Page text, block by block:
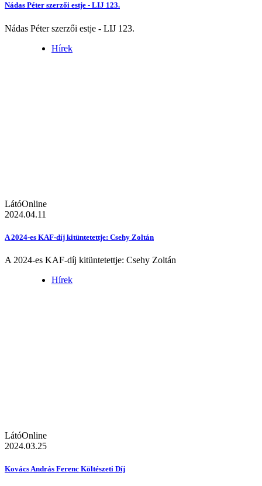
Nádas Péter szerzői estje - LIJ 123.
Nádas Péter szerzői estje - LIJ 123.
Hírek
LátóOnline
2024.04.11
A 2024-es KAF-díj kitüntetettje: Csehy Zoltán
A 2024-es KAF-díj kitüntetettje: Csehy Zoltán
Hírek
LátóOnline
2024.03.25
Kovács András Ferenc Költészeti Díj